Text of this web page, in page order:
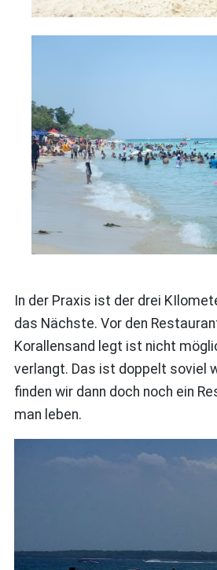
In der Praxis ist der drei
das Nächste. Vor den
Korallensand legt ist nicht
verlangt. Das ist doppelt soviel
finden wir dann doch noch ein
man leben.